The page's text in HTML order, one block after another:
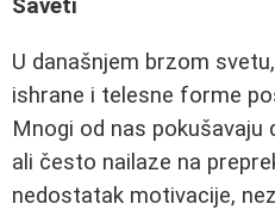
Saveti
U današnjem brzom
ishrane i telesne forme
Mnogi od nas pokušavaju
ali često nailaze na
nedostatak motivacije,